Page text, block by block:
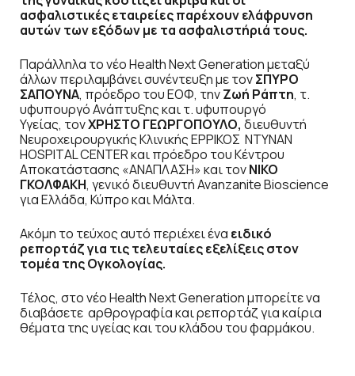
ασφαλιστικές εταιρείες παρέχουν ελάφρυνση
αυτών των εξόδων με τα ασφαλιστήριά τους.
Παράλληλα το νέο Health Next Generation μεταξύ
άλλων περιλαμβάνει συνέντευξη με τονΣΠΥΡΟ
ΣΑΠΟΥΝΑ, πρόεδρο του ΕΟΦ, τηνΖωή Ράπτη, τ.
υφυπουργό Ανάπτυξης και τ. υφυπουργό
Υγείας, τονΧΡΗΣΤΟ ΓΕΩΡΓΟΠΟΥΛΟ, διευθυντή
Νευροχειρουργικής Κλινικής ΕΡΡΙΚΟΣ ΝΤΥΝΑΝ
HOSPITAL CENTER και πρόεδρο του Κέντρου
Αποκατάστασης «ΑΝΑΠΛΑΣΗ» και τονΝΙΚΟ
ΓΚΟΛΦΑΚΗ, γενικό διευθυντή Avanzanite Bioscience
για Ελλάδα, Κύπρο και Μάλτα.
Ακόμη το τεύχος αυτό περιέχει ένα ειδικό
ρεπορτάζ για τις τελευταίες εξελίξεις στον
τομέα της Ογκολογίας.
Τέλος, στο νέο Health Next Generation μπορείτε να
διαβάσετε αρθρογραφία και ρεπορτάζ για καίρια
θέματα της υγείας και του κλάδου του φαρμάκου.